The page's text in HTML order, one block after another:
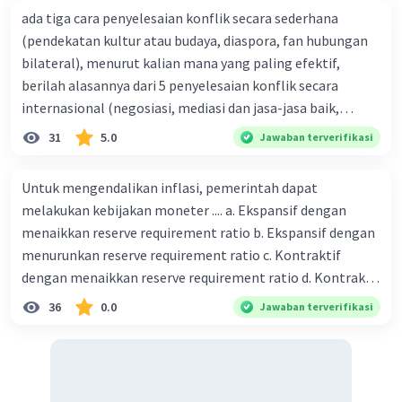
Beri Rating ·0.0(0) Balas
ada tiga cara penyelesaian konflik secara sederhana
(pendekatan kultur atau budaya, diaspora, fan hubungan
bilateral), menurut kalian mana yang paling efektif,
berilah alasannya dari 5 penyelesaian konflik secara
internasional (negosiasi, mediasi dan jasa-jasa baik,
konsiliasi, penyelidikan, dan penyelesaian di bawah
naungan organisasi PBB), menurut kalian mana yang
31 5.0 Jawaban terverifikasi
Untuk mengendalikan inflasi, pemerintah dapat
melakukan kebijakan moneter .... a. Ekspansif dengan
menaikkan reserve requirement ratio b. Ekspansif dengan
menurunkan reserve requirement ratio c. Kontraktif
dengan menaikkan reserve requirement ratio d. Kontraktif
dengan menurunkan reserve requirement ratio e.
Ekspansif dengan menaikkan tingkat diskonto Bila Bank
36 0.0 Jawaban terverifikasi